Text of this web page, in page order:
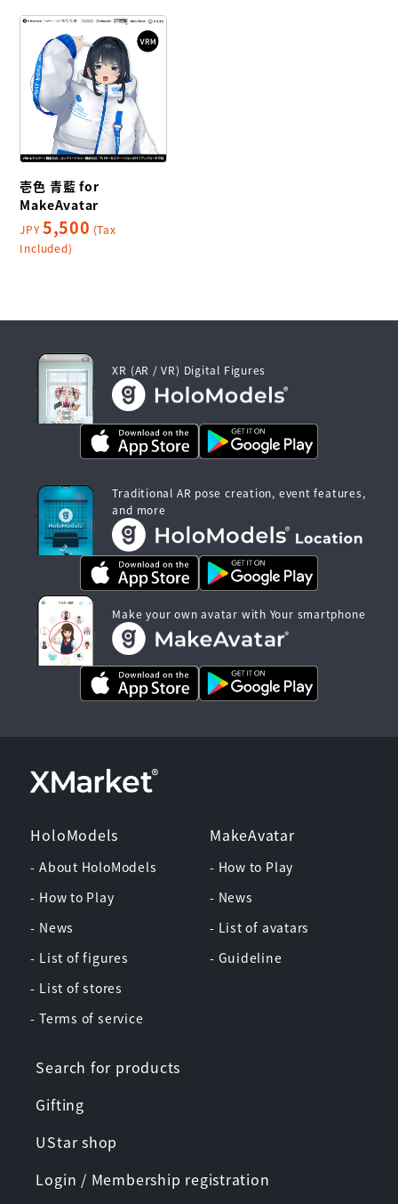
壱色 青藍 for
MakeAvatar
JPY5,500 (Tax
Included)
XR (AR / VR) Digital Figures
Traditional AR pose creation, event features,
and more
Make your own avatar with Your smartphone
HoloModels
- About HoloModels
- How to Play
- News
- List of figures
- List of stores
- Terms of service
MakeAvatar
- How to Play
- News
- List of avatars
- Guideline
Search for products
Gifting
UStar shop
Login / Membership registration